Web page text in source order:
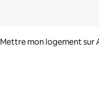
Mettre mon logement sur